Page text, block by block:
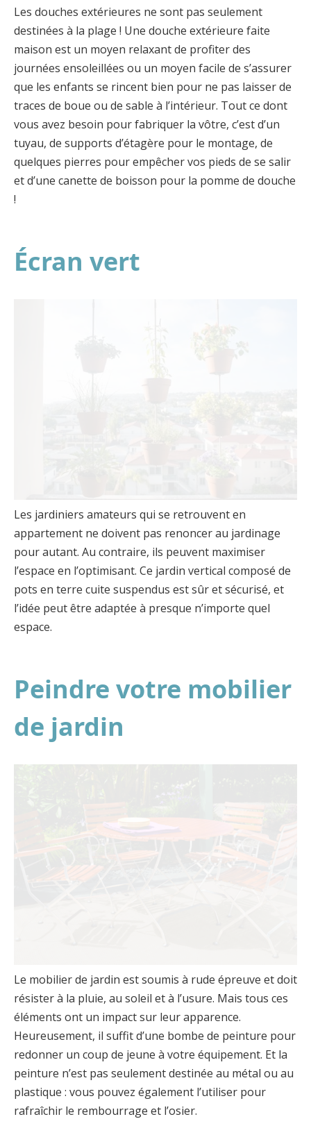
Les douches extérieures ne sont pas seulement
destinées à la plage ! Une douche extérieure faite
maison est un moyen relaxant de profiter des
journées ensoleillées ou un moyen facile de s’assurer
que les enfants se rincent bien pour ne pas laisser de
traces de boue ou de sable à l’intérieur. Tout ce dont
vous avez besoin pour fabriquer la vôtre, c’est d’un
tuyau, de supports d’étagère pour le montage, de
quelques pierres pour empêcher vos pieds de se salir
et d’une canette de boisson pour la pomme de douche
!
Écran vert
Les jardiniers amateurs qui se retrouvent en
appartement ne doivent pas renoncer au jardinage
pour autant. Au contraire, ils peuvent maximiser
l’espace en l’optimisant. Ce jardin vertical composé de
pots en terre cuite suspendus est sûr et sécurisé, et
l’idée peut être adaptée à presque n’importe quel
espace.
Peindre votre mobilier
de jardin
Le mobilier de jardin est soumis à rude épreuve et doit
résister à la pluie, au soleil et à l’usure. Mais tous ces
éléments ont un impact sur leur apparence.
Heureusement, il suffit d’une bombe de peinture pour
redonner un coup de jeune à votre équipement. Et la
peinture n’est pas seulement destinée au métal ou au
plastique : vous pouvez également l’utiliser pour
rafraîchir le rembourrage et l’osier.